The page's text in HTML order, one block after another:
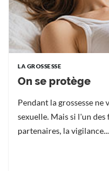
LA GROSSESSE
On se protège
Pendant la grossesse
sexuelle. Mais si l'un
partenaires, la vigilance...